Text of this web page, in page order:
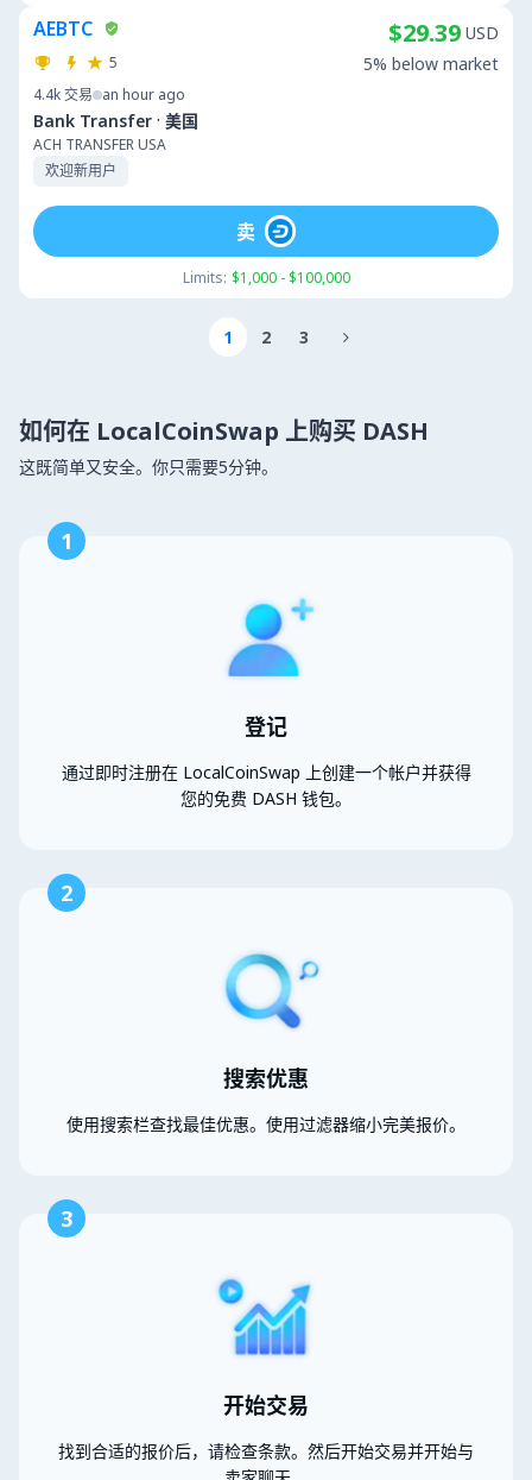
AEBTC
5
4.4k交易 an hour ago
Bank Transfer · 美国
ACH TRANSFER USA
欢迎新用户
$29.39 USD
5% below market
Limits: $1,000 - $100,000
卖
1 2 3 
如何在 LocalCoinSwap 上购买 DASH
这既简单又安全。你只需要5分钟。
1
登记
通过即时注册在 LocalCoinSwap 上创建一个帐户并获得
您的免费 DASH 钱包。
2
搜索优惠
使用搜索栏查找最佳优惠。使用过滤器缩小完美报价。
3
开始交易
找到合适的报价后，请检查条款。然后开始交易并开始与